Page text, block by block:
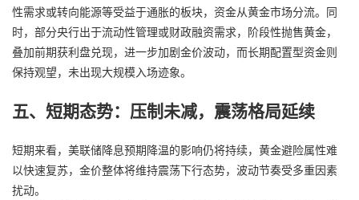
性需求或转向能源等受益于通胀的板块，资金从黄金市场分流。同
时，部分央行出于流动性管理或财政融资需求，阶段性抛售黄金，
叠加前期获利盘兑现，进一步加剧金价波动，而长期配置型资金则
保持观望，未出现大规模入场迹象。
五、短期态势：压制未减，震荡格局延续
短期来看，美联储降息预期降温的影响仍将持续，黄金避险属性难
以快速复苏，金价整体将维持震荡下行态势，波动节奏受多重因素
扰动。